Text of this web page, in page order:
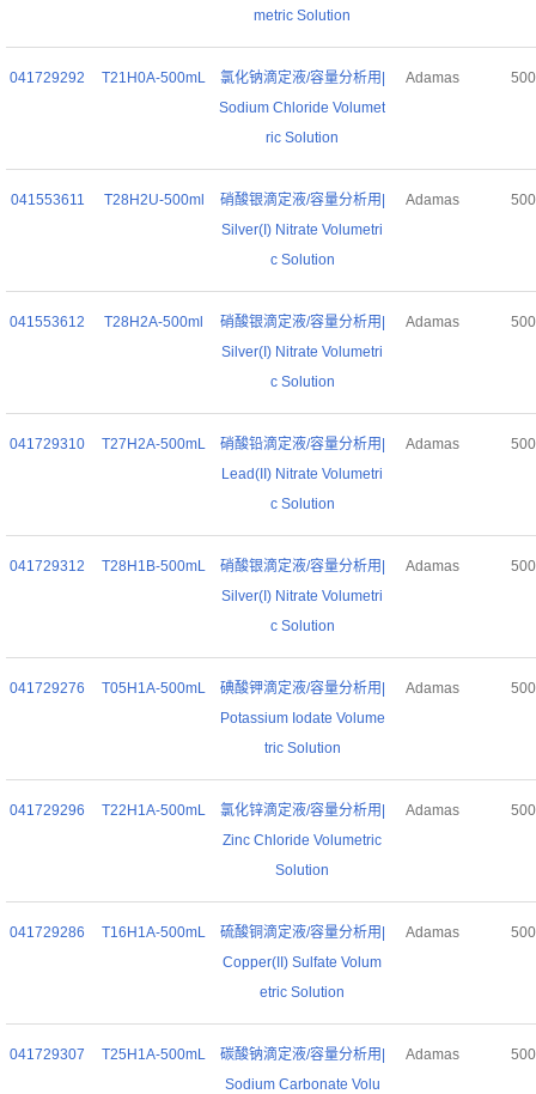
metric Solution
041729292 T21H0A-500mL
氯化钠滴定液/容量分析用|
Sodium Chloride Volumet
ric Solution
Adamas
041553611 T28H2U-500ml
硝酸银滴定液/容量分析用|
Silver(I) Nitrate Volumetri
c Solution
Adamas
041553612 T28H2A-500ml
硝酸银滴定液/容量分析用|
Silver(I) Nitrate Volumetri
c Solution
Adamas
041729310 T27H2A-500mL
硝酸铅滴定液/容量分析用|
Lead(II) Nitrate Volumetri
c Solution
Adamas
041729312 T28H1B-500mL
硝酸银滴定液/容量分析用|
Silver(I) Nitrate Volumetri
c Solution
Adamas
041729276 T05H1A-500mL
碘酸钾滴定液/容量分析用|
Potassium Iodate Volume
tric Solution
Adamas
041729296 T22H1A-500mL
氯化锌滴定液/容量分析用|
Zinc Chloride Volumetric
Solution
Adamas
041729286 T16H1A-500mL
硫酸铜滴定液/容量分析用|
Copper(II) Sulfate Volum
etric Solution
Adamas
041729307 T25H1A-500mL
碳酸钠滴定液/容量分析用|
Sodium Carbonate Volu
Adamas